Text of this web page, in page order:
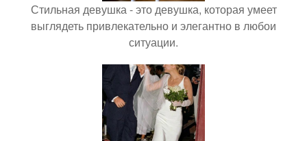
Стильная девушка - это девушка, которая умеет
выглядеть привлекательно и элегантно в любои
ситуации.